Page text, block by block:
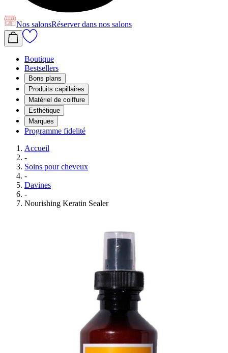
Nos salonsRéserverdans nos salons
Boutique
Bestsellers
Bons plans
Produits capillaires
Matériel de coiffure
Esthétique
Marques
Programme fidelité
Accueil
-
Soins pour cheveux
-
Davines
-
Nourishing Keratin Sealer